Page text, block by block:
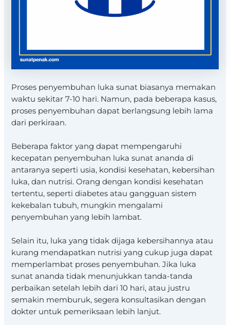
Proses penyembuhan luka sunat biasanya memakan
waktu sekitar 7-10 hari. Namun, pada beberapa kasus,
proses penyembuhan dapat berlangsung lebih lama
dari perkiraan.
​Beberapa faktor yang dapat mempengaruhi
kecepatan penyembuhan luka sunat ananda di
antaranya seperti usia, kondisi kesehatan, kebersihan
luka, dan nutrisi. Orang dengan kondisi kesehatan
tertentu, seperti diabetes atau gangguan sistem
kekebalan tubuh, mungkin mengalami
penyembuhan yang lebih lambat.
Selain itu, luka yang tidak dijaga kebersihannya atau
kurang mendapatkan nutrisi yang cukup juga dapat
memperlambat proses penyembuhan. Jika luka
sunat ananda tidak menunjukkan tanda-tanda
perbaikan setelah lebih dari 10 hari, atau justru
semakin memburuk, segera konsultasikan dengan
dokter untuk pemeriksaan lebih lanjut.